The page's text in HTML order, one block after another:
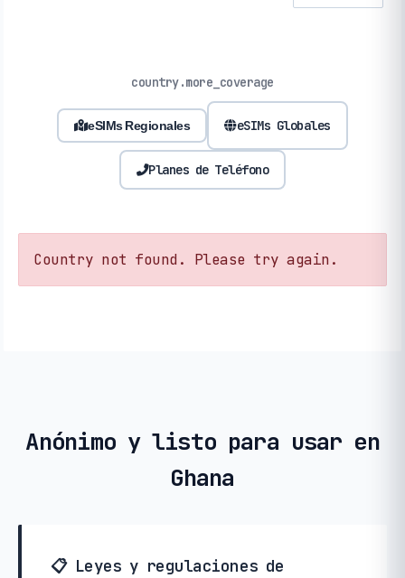
country.more_coverage
eSIMs Regionales eSIMs Globales
Planes de Teléfono
Country not found. Please try again.
Anónimo y listo para usar en
Ghana
📋 Leyes y regulaciones de